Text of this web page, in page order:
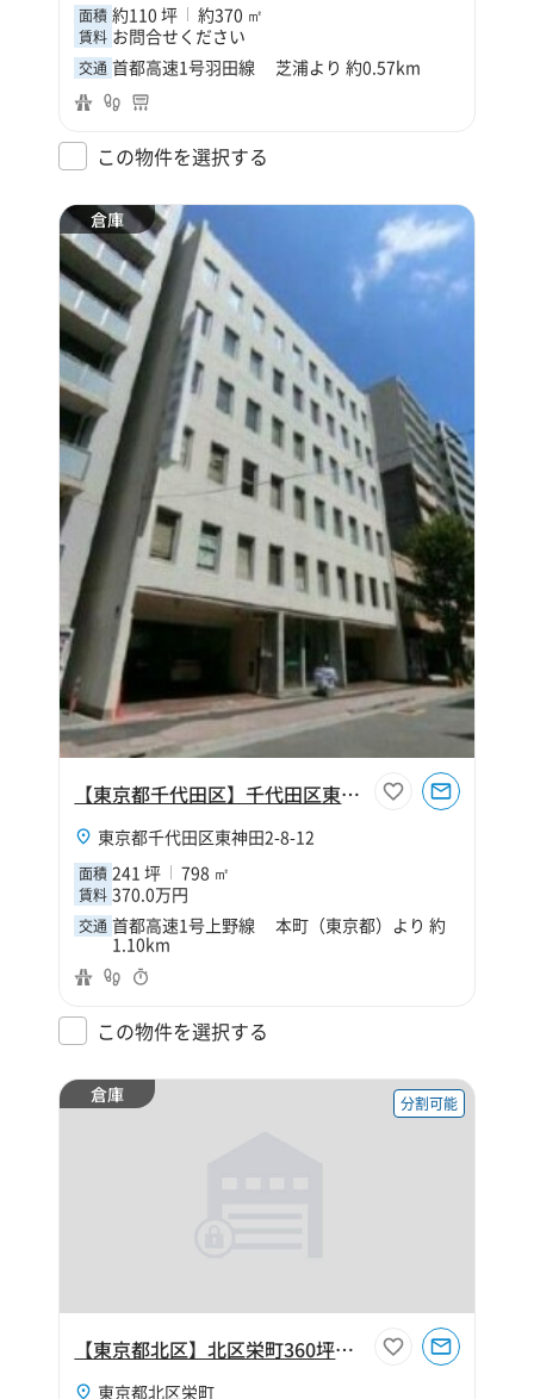
面積 約110 坪 約370 ㎡
賃料 お問合せください
交通 首都高速1号羽田線 芝浦より 約0.57km
この物件を選択する
倉庫
【東京都千代田区】千代田区東神田2丁目241坪倉庫
東京都千代田区東神田2-8-12
面積 241 坪 798 ㎡
賃料 370.0万円
交通 首都高速1号上野線 本町（東京都）より 約
1.10km
この物件を選択する
倉庫 分割可能
【東京都北区】北区栄町360坪倉庫
東京都北区栄町